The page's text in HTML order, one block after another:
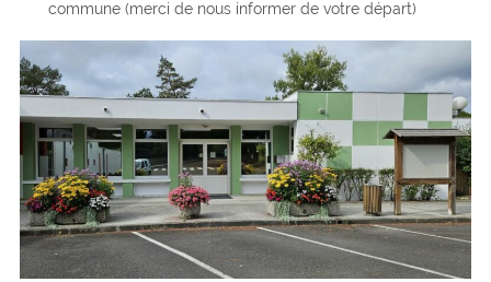
commune (merci de nous informer de votre départ)